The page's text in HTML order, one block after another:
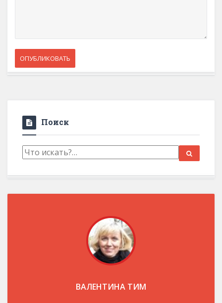
Поиск
ВАЛЕНТИНА ТИМ